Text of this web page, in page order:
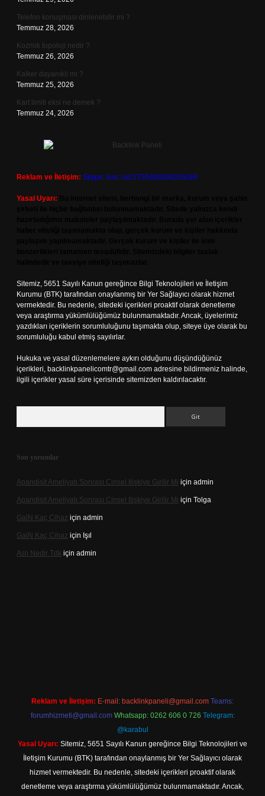
Telefon konuşması dinlenebilir mi ?
Temmuz 28, 2026
Kozmik topoloji nedir ?
Temmuz 26, 2026
Kalker dayanıklı mı ?
Temmuz 25, 2026
Kart limiti eksi ne demek ?
Temmuz 24, 2026
Reklam ve İletişim: Skype: live:.cid.575569c608265c69
Yasal Uyarı:
Sitemiz, 5651 Sayılı Kanun gereğince Bilgi Teknolojileri ve İletişim
Kurumu (BTK) tarafından onaylanmış bir Yer Sağlayıcı olarak hizmet
vermektedir. Bu nedenle, sitedeki içerikleri proaktif olarak denetleme
veya araştırma yükümlülüğümüz bulunmamaktadır. Ancak, üyelerimiz
yazdıkları içeriklerin sorumluluğunu taşımakta olup, siteye üye olarak bu
sorumluluğu kabul etmiş sayılırlar.
Hukuka ve yasal düzenlemelere aykırı olduğunu düşündüğünüz
içerikleri, backlinkpanelicomtr@gmail.com adresine bildirmeniz halinde,
ilgili içerikler yasal süre içerisinde sitemizden kaldırılacaktır.
Son yorumlar
Apandisit Ameliyatı Sonrası Cinsel Ilişkiye Girilir Mi için admin
Apandisit Ameliyatı Sonrası Cinsel Ilişkiye Girilir Mi için Tolga
Gai̇N Kaç Cihaz için admin
Gai̇N Kaç Cihaz için Işıl
Aslı Nedir Tdk için admin
Reklam ve İletişim: E-mail: backlinkpaneli@gmail.com Teams:
forumhizmeti@gmail.com Whatsapp: 0262 606 0 726 Telegram:
@karabul
Yasal Uyarı: Sitemiz, 5651 Sayılı Kanun gereğince Bilgi Teknolojileri ve
İletişim Kurumu (BTK) tarafından onaylanmış bir Yer Sağlayıcı olarak
hizmet vermektedir. Bu nedenle, sitedeki içerikleri proaktif olarak
denetleme veya araştırma yükümlülüğümüz bulunmamaktadır. Ancak,